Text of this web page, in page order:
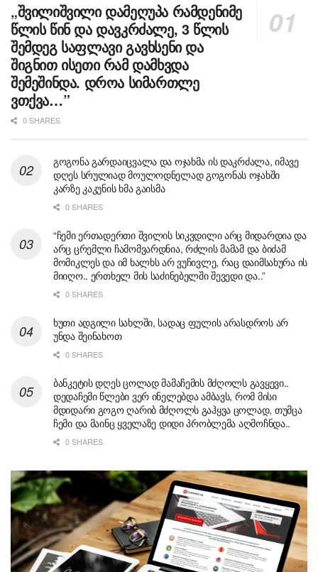
„შვილიშვილი დამეღუპა რამდენიმე
წლის წინ და დავკრძალე, 3 წლის
შემდეგ საფლავი გავხსენი და
შიგნით ისეთი რამ დამხვდა
შემეშინდა. დროა სიმართლე
ვთქვა…”
0 SHARES
გოგონა გარდაიცვალა და ოჯახმა ის დაკრძალა, იმავე
დღეს სრულიად მოულოდნელად გოგონას ოჯახში
კარზე კაკუნის ხმა გაისმა
0 SHARES
“ჩემი ერთადერთი შვილის სიკვდილი არც მიდარდია და
არც ცრემლი ჩამომვარდნია, რძლის მამამ და ბიძამ
მომიკლეს და იმ ხალხს არ ვუჩივლე, რაც დაიმსახურა ის
მიიღო.. ერთხელ მის საძინებელში შევედი და..”
0 SHARES
ხუთი ადგილი სახლში, სადაც ფულის არასდროს არ
უნდა შეინახოთ
0 SHARES
ბანკეტის დღეს ცოლად მამაჩემის მძღოლს გავყევი..
დედაჩემი წლები ვერ ინელებდა ამბავს, რომ მისი
მდიდარი გოგო ღარიბ მძღოლს გაჰყვა ცოლად, თუმცა
ჩემი და მაინც ყველაზე დიდი პრობლემა აღმოჩნდა..
0 SHARES